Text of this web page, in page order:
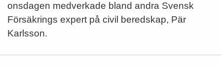
onsdagen medverkade bland andra Svensk
Försäkrings expert på civil beredskap, Pär
Karlsson.